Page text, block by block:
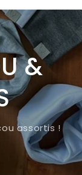
&
assortis !